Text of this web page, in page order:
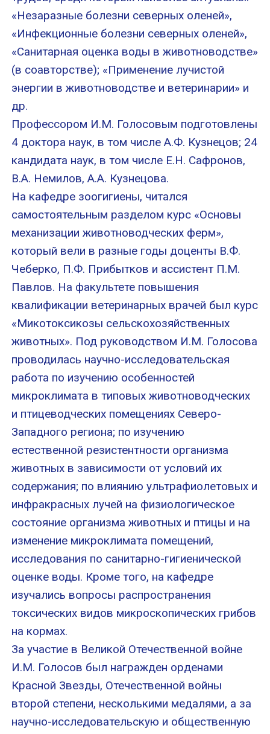
«Незаразные болезни северных оленей»,
«Инфекционные болезни северных оленей»,
«Санитарная оценка воды в животноводстве»
(в соавторстве); «Применение лучистой
энергии в животноводстве и ветеринарии» и
др.
Профессором И.М. Голосовым подготовлены
4 доктора наук, в том числе А.Ф. Кузнецов; 24
кандидата наук, в том числе Е.Н. Сафронов,
В.А. Немилов, А.А. Кузнецова.
На кафедре зоогигиены, читался
самостоятельным разделом курс «Основы
механизации животноводческих ферм»,
который вели в разные годы доценты В.Ф.
Чеберко, П.Ф. Прибытков и ассистент П.М.
Павлов. На факультете повышения
квалификации ветеринарных врачей был курс
«Микотоксикозы сельскохозяйственных
животных». Под руководством И.М. Голосова
проводилась научно-исследовательская
работа по изучению особенностей
микроклимата в типовых животноводческих
и птицеводческих помещениях Северо-
Западного региона; по изучению
естественной резистентности организма
животных в зависимости от условий их
содержания; по влиянию ультрафиолетовых и
инфракрасных лучей на физиологическое
состояние организма животных и птицы и на
изменение микроклимата помещений,
исследования по санитарно-гигиенической
оценке воды. Кроме того, на кафедре
изучались вопросы распространения
токсических видов микроскопических грибов
на кормах.
За участие в Великой Отечественной войне
И.М. Голосов был награжден орденами
Красной Звезды, Отечественной войны
второй степени, несколькими медалями, а за
научно-исследовательскую и общественную